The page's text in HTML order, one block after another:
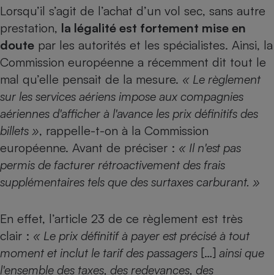
Lorsqu’il s’agit de l’achat d’un vol sec, sans autre
prestation, la légalité est fortement mise en
doute par les autorités et les spécialistes. Ainsi, la
Commission européenne a récemment dit tout le
mal qu’elle pensait de la mesure. « Le règlement
sur les services aériens impose aux compagnies
aériennes d'afficher à l'avance les prix définitifs des
billets », rappelle-t-on à la Commission
européenne. Avant de préciser : « Il n'est pas
permis de facturer rétroactivement des frais
supplémentaires tels que des surtaxes carburant. »
En effet, l’article 23 de ce règlement est très
clair : « Le prix définitif à payer est précisé à tout
moment et inclut le tarif des passagers […] ainsi que
l'ensemble des taxes, des redevances, des